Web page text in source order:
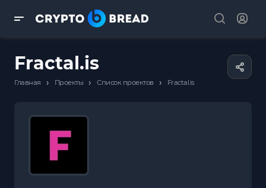
Fractal.is
Главная › Проекты › Список проектов › Fractal.is